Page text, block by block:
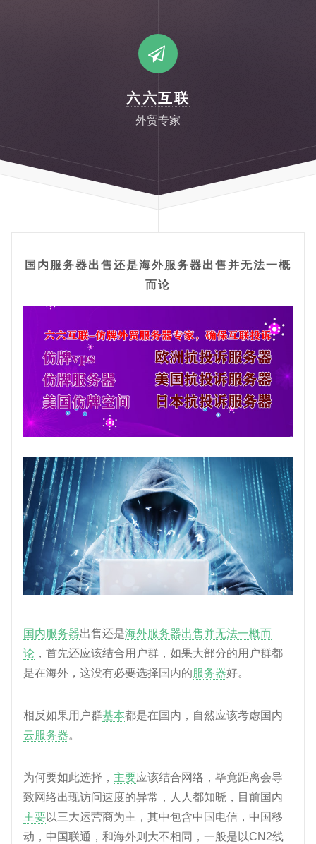
六六互联
外贸专家
国内服务器出售还是海外服务器出售并无法一概
而论
国内服务器出售还是海外服务器出售并无法一概而
论 ，首先还应该结合用户群，如果大部分的用户群都
是在海外，这没有必要选择国内的服务器好。
相反如果用户群基本都是在国内，自然应该考虑国内
云服务器。
为何要如此选择， 主要应该结合网络，毕竟距离会导
致网络出现访问速度的异常，人人都知晓，目前国内
主要以三大运营商为主，其中包含中国电信，中国移
动，中国联通，和海外则大不相同，一般是以CN2线